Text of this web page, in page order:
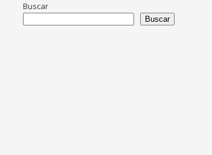
Buscar
Buscar